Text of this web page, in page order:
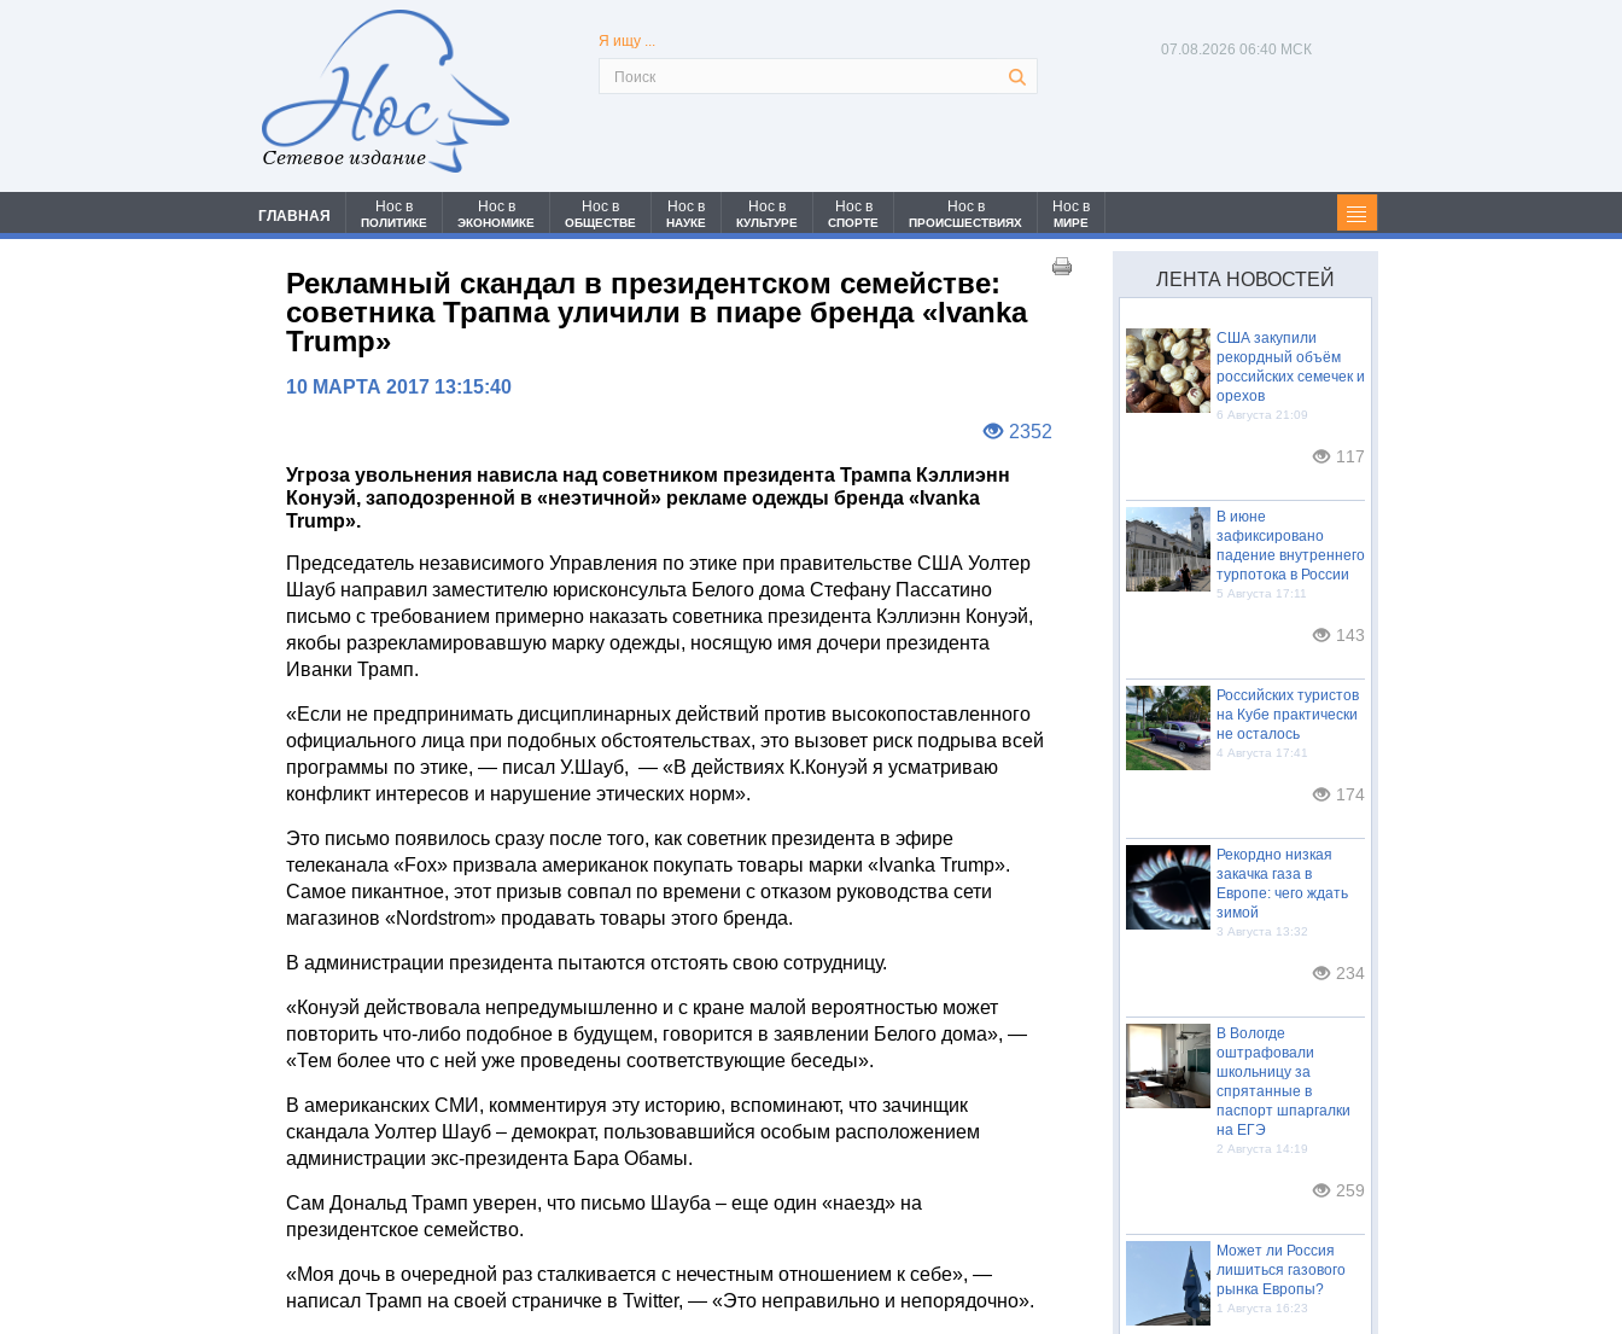
Сетевое издание
Я ищу ... 07.08.2026 06:40 МСК
ГЛАВНАЯ
Нос в
ПОЛИТИКЕ
Нос в
ЭКОНОМИКЕ
Нос в
ОБЩЕСТВЕ
Нос в
НАУКЕ
Нос в
КУЛЬТУРЕ
Нос в
СПОРТЕ
Нос в
ПРОИСШЕСТВИЯХ
Нос в
МИРЕ
Рекламный скандал в президентском семействе:
советника Трапма уличили в пиаре бренда «Ivanka
Trump»
10 МАРТА 2017 13:15:40
2352
Угроза увольнения нависла над советником президента Трампа Кэллиэнн
Конуэй, заподозренной в «неэтичной» рекламе одежды бренда «Ivanka
Trump».
Председатель независимого Управления по этике при правительстве США Уолтер
Шауб направил заместителю юрисконсульта Белого дома Стефану Пассатино
письмо с требованием примерно наказать советника президента Кэллиэнн Конуэй,
якобы разрекламировавшую марку одежды, носящую имя дочери президента
Иванки Трамп.
«Если не предпринимать дисциплинарных действий против высокопоставленного
официального лица при подобных обстоятельствах, это вызовет риск подрыва всей
программы по этике, — писал У.Шауб, — «В действиях К.Конуэй я усматриваю
конфликт интересов и нарушение этических норм».
Это письмо появилось сразу после того, как советник президента в эфире
телеканала «Fox» призвала американок покупать товары марки «Ivanka Trump».
Самое пикантное, этот призыв совпал по времени с отказом руководства сети
магазинов «Nordstrom» продавать товары этого бренда.
В администрации президента пытаются отстоять свою сотрудницу.
«Конуэй действовала непредумышленно и с кране малой вероятностью может
повторить что-либо подобное в будущем, говорится в заявлении Белого дома», —
«Тем более что с ней уже проведены соответствующие беседы».
В американских СМИ, комментируя эту историю, вспоминают, что зачинщик
скандала Уолтер Шауб – демократ, пользовавшийся особым расположением
администрации экс-президента Бара Обамы.
Сам Дональд Трамп уверен, что письмо Шауба – еще один «наезд» на
президентское семейство.
«Моя дочь в очередной раз сталкивается с нечестным отношением к себе», —
написал Трамп на своей страничке в Twitter, — «Это неправильно и непорядочно».
ЛЕНТА НОВОСТЕЙ
США закупили
рекордный объём
российских семечек и
орехов
6 Августа 21:09
117
В июне
зафиксировано
падение внутреннего
турпотока в России
5 Августа 17:11
143
Российских туристов
на Кубе практически
не осталось
4 Августа 17:41
174
Рекордно низкая
закачка газа в
Европе: чего ждать
зимой
3 Августа 13:32
234
В Вологде
оштрафовали
школьницу за
спрятанные в
паспорт шпаргалки
на ЕГЭ
2 Августа 14:19
259
Может ли Россия
лишиться газового
рынка Европы?
1 Августа 16:23